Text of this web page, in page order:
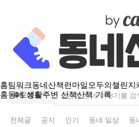
홈팀워크동네산책런마일모두의챌린지
홈동네 생활주변 산책산책 기록
도계동
전체글 공지 인기 동네 일상 동